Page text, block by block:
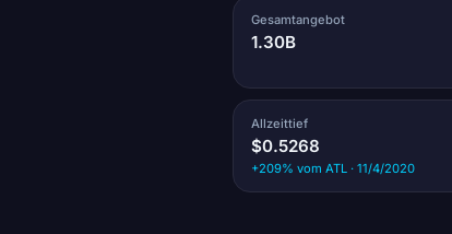
Gesamtangebot
1.30B
Allzeittief
$0.5268
+209% vom ATL · 11/4/2020